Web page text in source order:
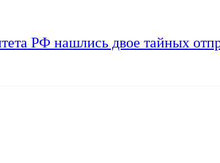
РФ нашлись двое тайных